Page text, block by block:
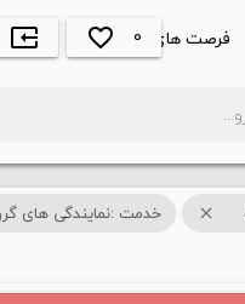
فرصت های شغلیfavorite_border 0
input
close خدمت :نمایندگی های